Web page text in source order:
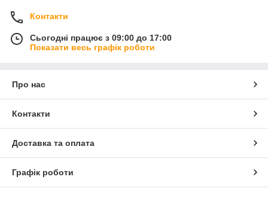
Контакти
Сьогодні працює з 09:00 до 17:00
Показати весь графік роботи
Про нас
Контакти
Доставка та оплата
Графік роботи